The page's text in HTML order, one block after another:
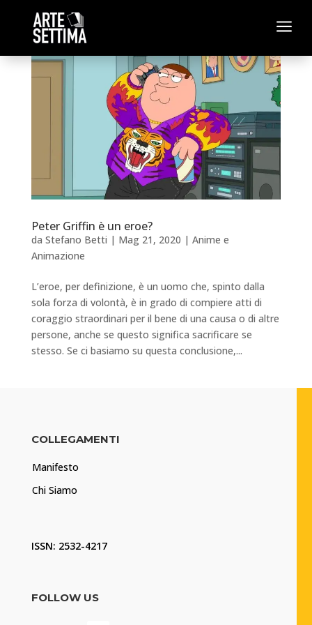
a
Peter Griffin è un eroe?
da Stefano Betti | Mag 21, 2020 | Anime e
Animazione
L’eroe, per definizione, è un uomo che, spinto dalla
sola forza di volontà, è in grado di compiere atti di
coraggio straordinari per il bene di una causa o di altre
persone, anche se questo significa sacrificare se
stesso. Se ci basiamo su questa conclusione,...
COLLEGAMENTI
Manifesto
Chi Siamo
ISSN: 2532-4217
FOLLOW US